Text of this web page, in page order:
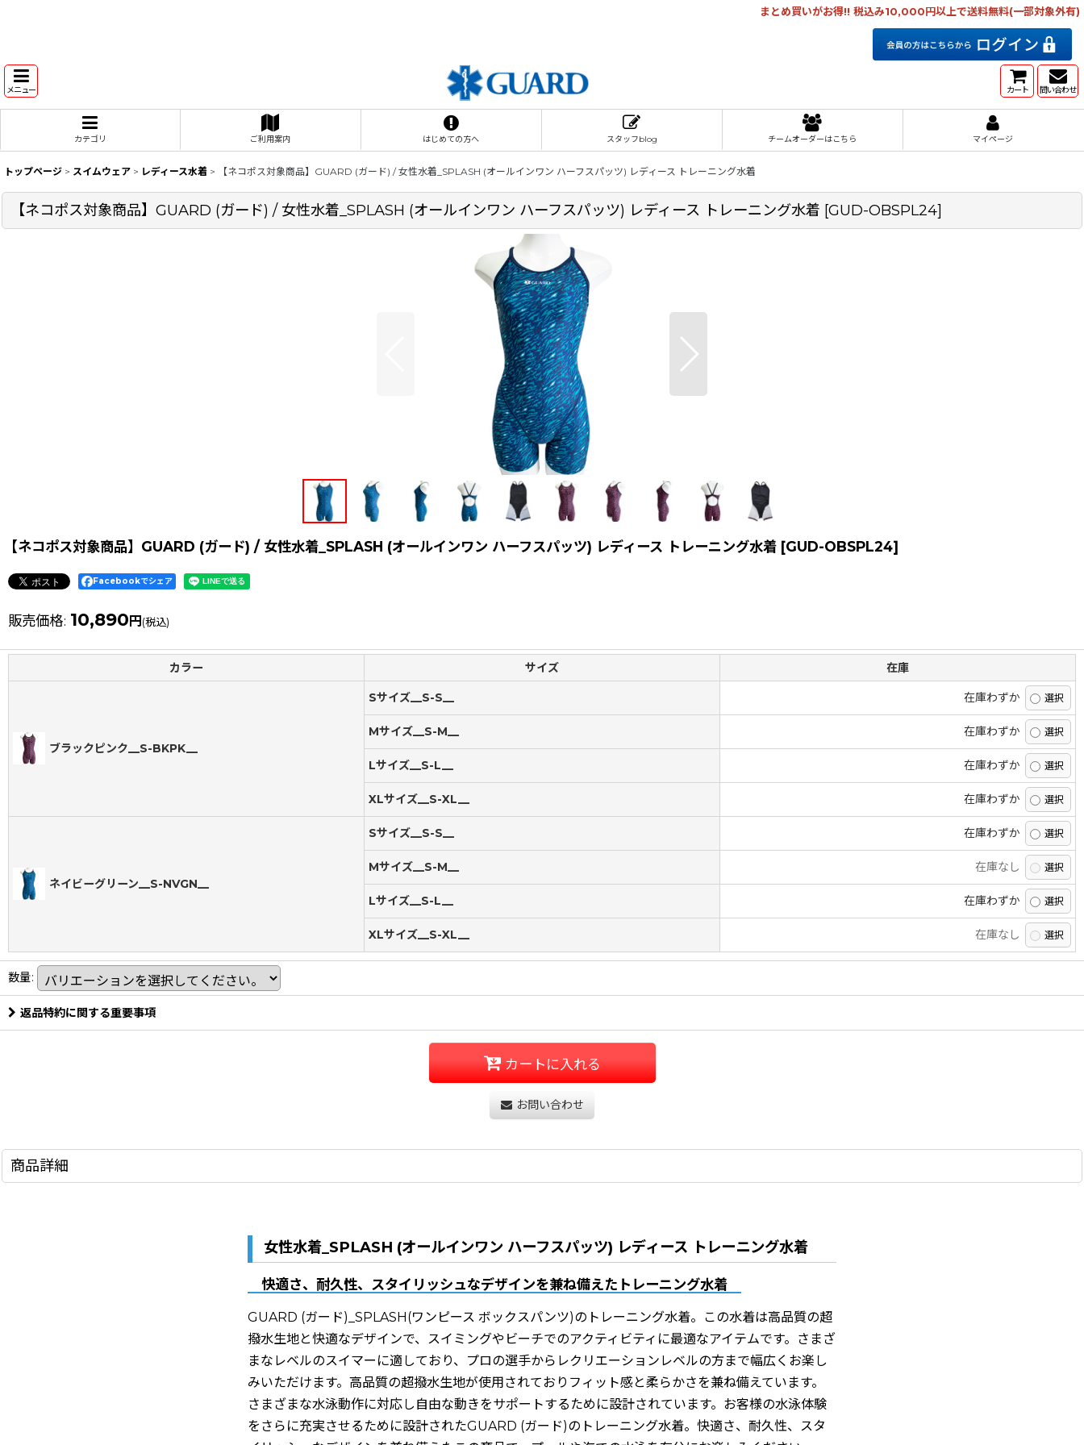
まとめ買いがお得!! 税込み10,000円以上で送料無料(一部対象外有)
メニュー カート 問い合わせ
カテゴリ ご利用案内 はじめての方へ スタッフblog チームオーダーはこちら マイページ
トップページ > スイムウェア > レディース水着 > 【ネコポス対象商品】GUARD (ガード) / 女性水着_SPLASH (オールインワン ハーフスパッツ) レディース トレーニング水着
【ネコポス対象商品】GUARD (ガード) / 女性水着_SPLASH (オールインワン ハーフスパッツ) レディース トレーニング水着 [GUD-OBSPL24]
【ネコポス対象商品】GUARD (ガード) / 女性水着_SPLASH (オールインワン ハーフスパッツ) レディース トレーニング水着 [GUD-OBSPL24]
Facebookでシェア
販売価格: 10,890 円 (税込)
カラー サイズ 在庫
ブラックピンク__S-BKPK__
Sサイズ__S-S__ 在庫わずか
Mサイズ__S-M__ 在庫わずか
Lサイズ__S-L__ 在庫わずか
XLサイズ__S-XL__ 在庫わずか
ネイビーグリーン__S-NVGN__
Sサイズ__S-S__ 在庫わずか
Mサイズ__S-M__ 在庫なし
Lサイズ__S-L__ 在庫わずか
XLサイズ__S-XL__ 在庫なし
数量:
返品特約に関する重要事項
カートに入れる
お問い合わせ
商品詳細
女性水着_SPLASH (オールインワン ハーフスパッツ) レディース トレーニング水着
快適さ、耐久性、スタイリッシュなデザインを兼ね備えたトレーニング水着
GUARD (ガード)_SPLASH(ワンピース ボックスパンツ)のトレーニング水着。この水着は高品質の超
撥水生地と快適なデザインで、スイミングやビーチでのアクティビティに最適なアイテムです。さまざ
まなレベルのスイマーに適しており、プロの選手からレクリエーションレベルの方まで幅広くお楽し
みいただけます。高品質の超撥水生地が使用されておりフィット感と柔らかさを兼ね備えています。
さまざまな水泳動作に対応し自由な動きをサポートするために設計されています。お客様の水泳体験
をさらに充実させるために設計されたGUARD (ガード)のトレーニング水着。快適さ、耐久性、スタ